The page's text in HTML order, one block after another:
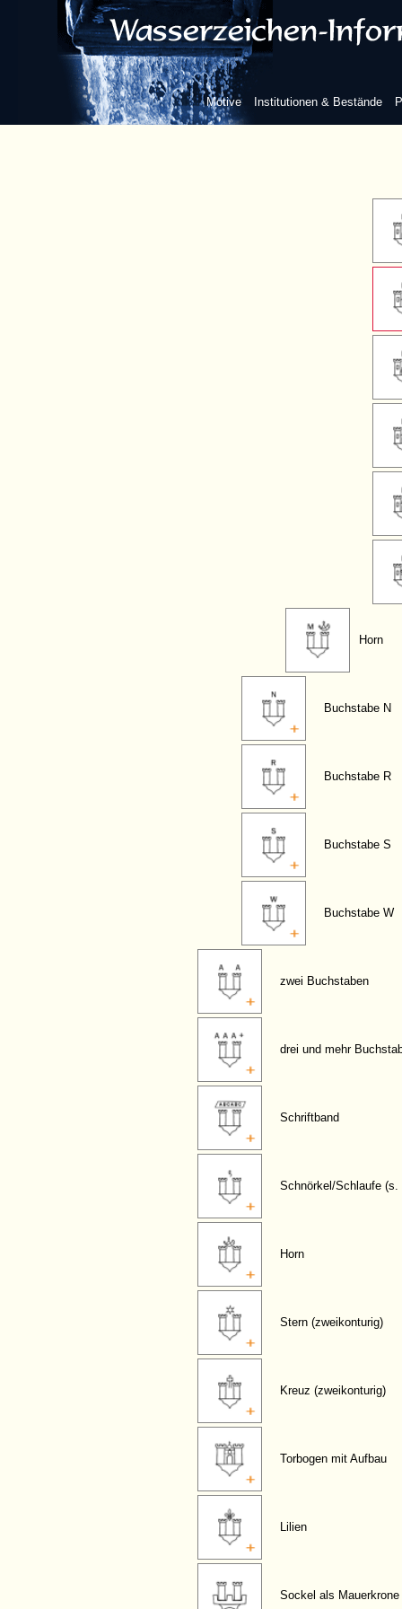
Motive Institutionen & Bestände
ohne
Horn
Buchstabe N
Buchstabe R
Buchstabe S
Buchstabe W
zwei Buchstaben
drei und mehr
Schriftband
Schnörkel/Schlaufe (s.
Horn
Stern (zweikonturig)
Kreuz (zweikonturig)
Torbogen mit Aufbau
Lilien
Sockel als Mauerkrone